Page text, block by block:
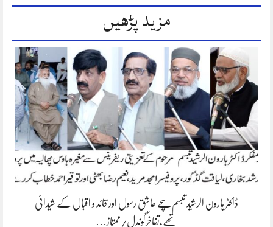
مزید پڑھیں
ڈاکٹر ہارون الرشید تبسم سچے عاشق رسول اور قائد و اقبال کے شیدائی
تھے،تفاخرگوندل/ممتاز…